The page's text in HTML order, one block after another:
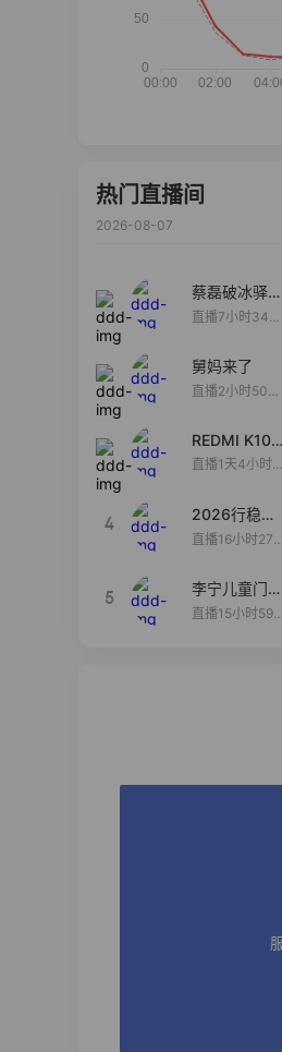
热门直播间
2026-08-07
蔡磊破冰驿站
直播间好物分
直播7小时34分
舅妈来了
直播2小时50分
REDMI K100
Pro系列新品
启！
直播1天4小时1
4
2026行稳致
远
直播16小时27
5
李宁儿童门店
爆款赤兔8pr
直播15小时59